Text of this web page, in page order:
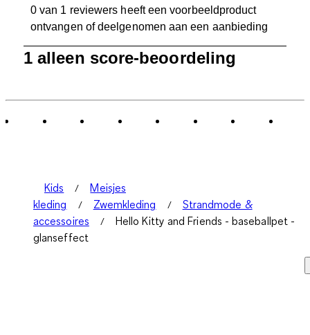
0 van 1 reviewers heeft een voorbeeldproduct
ontvangen of deelgenomen aan een aanbieding
van
1 alleen score-beoordeling
Kids
Meisjes
kleding
Zwemkleding
Strandmode &
accessoires
Hello Kitty and Friends - baseballpet -
glanseffect